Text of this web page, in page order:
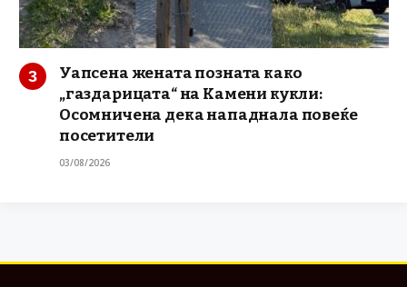
Уапсена жената позната како
„газдарицата“ на Камени кукли:
Осомничена дека нападнала повеќе
посетители
03/08/2026